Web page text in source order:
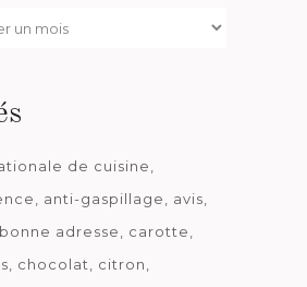
de cuisine
anti-gaspillage
avis
bonne adresse
carotte
chocolat
citron